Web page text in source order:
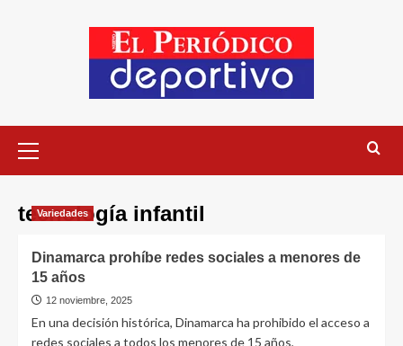
tecnología infantil
Variedades
Dinamarca prohíbe redes sociales a menores de
15 años
12 noviembre, 2025
En una decisión histórica, Dinamarca ha prohibido el acceso a
redes sociales a todos los menores de 15 años,